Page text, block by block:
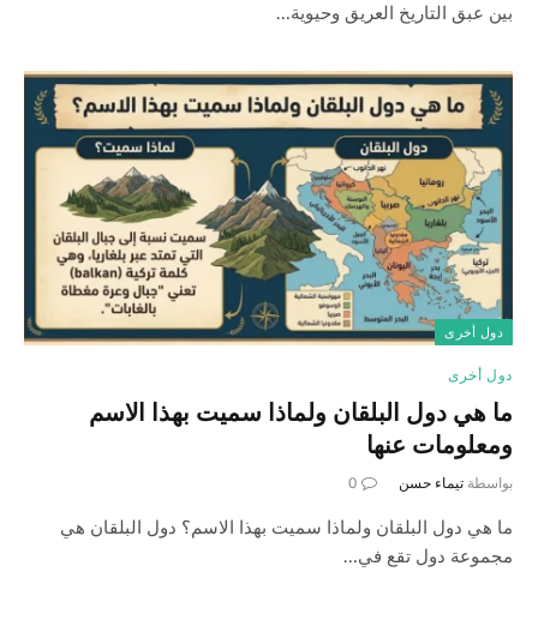
بين عبق التاريخ العريق وحيوية…
دول أخرى
دول أخرى
ما هي دول البلقان ولماذا سميت بهذا الاسم
ومعلومات عنها
بواسطة تيماء حسن 0
ما هي دول البلقان ولماذا سميت بهذا الاسم؟ دول البلقان هي
مجموعة دول تقع في…